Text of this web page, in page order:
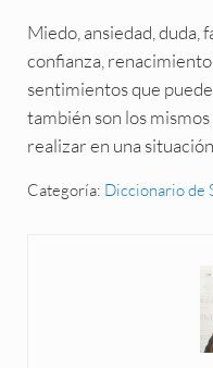
Miedo, ansiedad, duda,
confianza,
sentimientos que
también son los
realizar en una
Categoría: Diccionario de